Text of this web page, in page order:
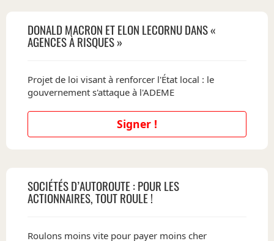
DONALD MACRON ET ELON LECORNU DANS «
AGENCES À RISQUES »
Projet de loi visant à renforcer l'État local : le
gouvernement s'attaque à l'ADEME
Signer !
SOCIÉTÉS D’AUTOROUTE : POUR LES
ACTIONNAIRES, TOUT ROULE !
Roulons moins vite pour payer moins cher